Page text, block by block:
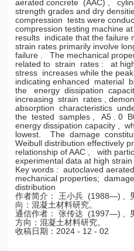
aerated concrete (AAC) ,
strength grades and dry
compression tests were
compression testing machine
results indicate that the failure
strain rates primarily involve
failure . The mechanical
related to strain rates : at
stress increases while the
indicating enhanced material
the energy dissipation
increasing strain rates ,
absorption characteristics
the tested samples , A5 . 0
energy dissipation capacity ,
lowest. The damage
Weibull distribution effectively
relationship of AAC , with
experimental data at high strain
Key words : autoclaved
mechanical properties;
distribution
作者简介： 王小兵 (1988—) ,
向：混凝土材料研究。
通信作者： 张传达 (1997—) ,
方向：混凝土材料研究。
收稿日期：2024 - 12 - 02